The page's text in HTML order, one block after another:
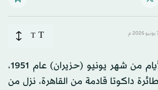
T
T
في مثل هذه الأيام من شهر يونيو (حزيران) عام 1951،
داكوتا قادمة من القاهرة، نزل من